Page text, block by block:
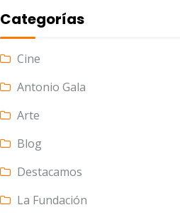
Categorías
Cine
Antonio Gala
Arte
Blog
Destacamos
La Fundación